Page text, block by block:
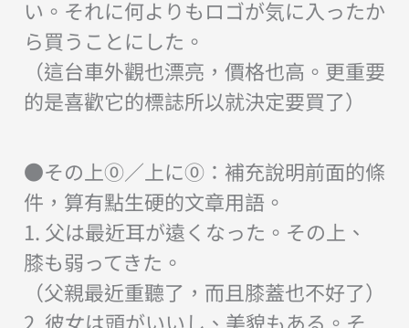
い。それに何よりもロゴが気に入ったか
ら買うことにした。
（這台車外觀也漂亮，價格也高。更重要
的是喜歡它的標誌所以就決定要買了）
●その上⓪／上に⓪：補充說明前面的條
件，算有點生硬的文章用語。
1. 父は最近耳が遠くなった。その上、
膝も弱ってきた。
（父親最近重聽了，而且膝蓋也不好了）
2. 彼女は頭がいいし、美貌もある。そ